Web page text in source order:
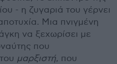
- η ζυγαριά του γέρνει
Μια πνιγμένη
να ξεχωρίσει με
που
μαρξιστή, που